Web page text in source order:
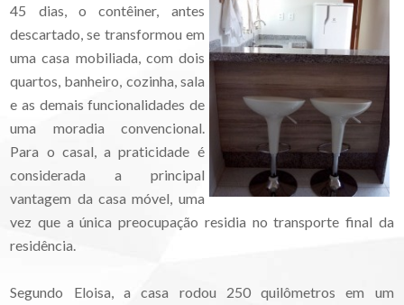
45 dias, o contêiner, antes
descartado, se transformou em
uma casa mobiliada, com dois
quartos, banheiro, cozinha, sala
e as demais funcionalidades de
uma moradia convencional.
Para o casal, a praticidade é
considerada a principal
vantagem da casa móvel, uma
vez que a única preocupação residia no transporte final da
residência.
Segundo Eloisa, a casa rodou 250 quilômetros em um